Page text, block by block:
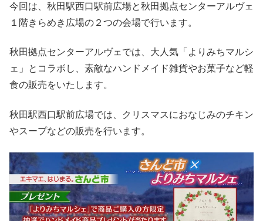
今回は、秋田駅西口駅前広場と秋田拠点センターアルヴェ
１階きらめき広場の２つの会場で行います。
秋田拠点センターアルヴェでは、大人気「よりみちマルシ
ェ」とコラボし、素敵なハンドメイド雑貨やお菓子など軽
食の販売をいたします。
秋田駅西口駅前広場では、クリスマスにおなじみのチキン
やスープなどの販売を行います。